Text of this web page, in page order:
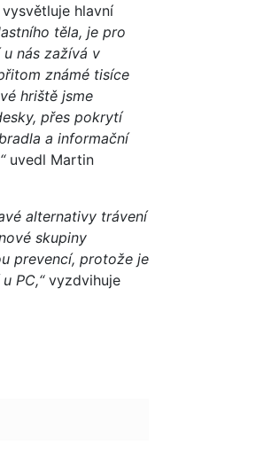
hlavní
těla, je pro
nás zažívá v
známé tisíce
hriště jsme
přes pokrytí
a informační
uvedl Martin
alternativy trávení
skupiny
prevencí, protože je
PC,“vyzdvihuje